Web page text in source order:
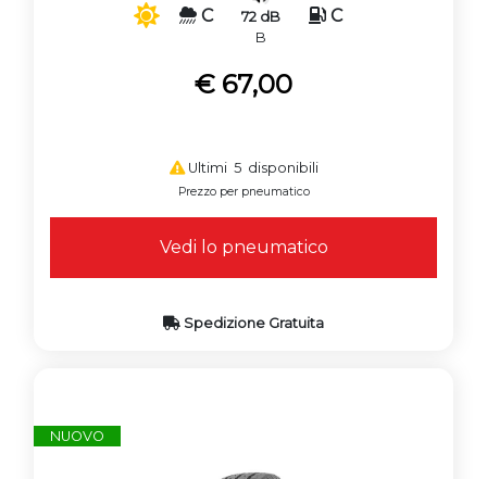
C
72 dB
B
C
€ 67,00
Ultimi 5 disponibili
Prezzo per pneumatico
Vedi lo pneumatico
Spedizione Gratuita
NUOVO